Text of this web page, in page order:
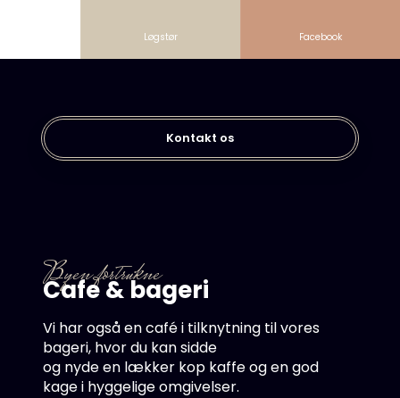
Løgstør Facebook
Kontakt os​
​Byen fortrukne
Cafe & bageri
Vi har ​også en café i tilknytning til vores
bageri, hvor du kan sidde
og nyde en lækker kop kaffe og en god
kage i hyggelige omgivelser.